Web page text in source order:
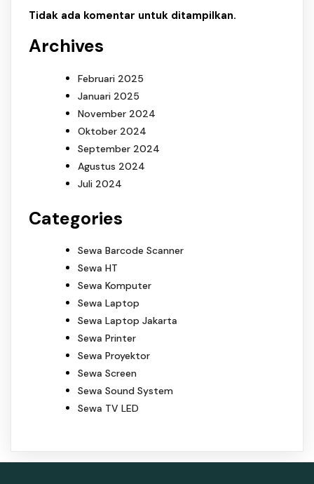
Tidak ada komentar untuk ditampilkan.
Archives
Februari 2025
Januari 2025
November 2024
Oktober 2024
September 2024
Agustus 2024
Juli 2024
Categories
Sewa Barcode Scanner
Sewa HT
Sewa Komputer
Sewa Laptop
Sewa Laptop Jakarta
Sewa Printer
Sewa Proyektor
Sewa Screen
Sewa Sound System
Sewa TV LED